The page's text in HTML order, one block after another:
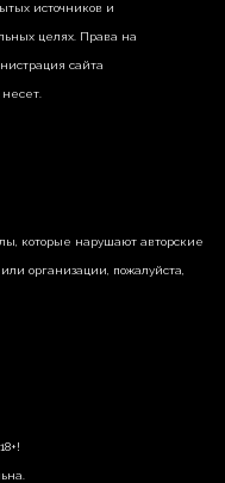
источников и
целях. Права на
сайта
которые нарушают авторские
организации, пожалуйста,